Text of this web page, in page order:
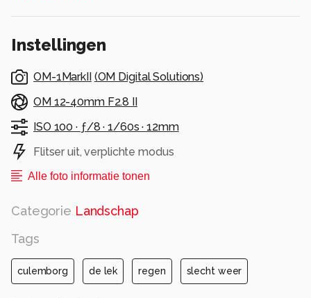
Instellingen
OM-1MarkII (OM Digital Solutions)
OM 12-40mm F2.8 II
ISO 100 · ƒ/8 ·1/60s ·12mm
Flitser uit, verplichte modus
Alle foto informatie tonen
Categorie Landschap
Tags
culemborg de lek regen slecht weer